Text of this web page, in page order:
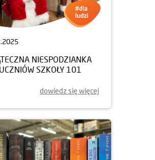
NIESPODZIANKA
SZKOŁY 101
dowiedz się więcej